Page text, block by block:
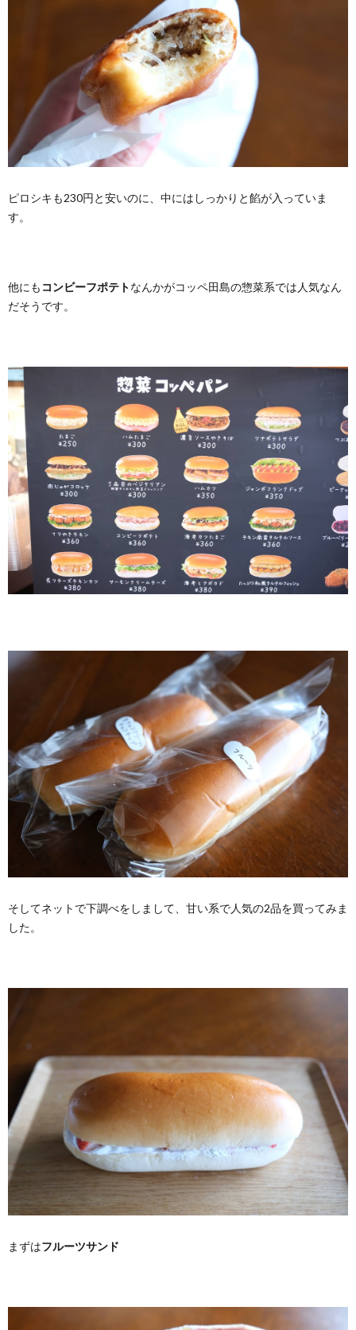
ピロシキも230円と安いのに、中にはしっかりと餡が入っていま
す。
他にも コンビーフポテトなんかがコッペ田島の惣菜系では人気なん
だそうです。
そしてネットで下調べをしまして、甘い系で人気の2品を買ってみま
した。
まずはフルーツサンド